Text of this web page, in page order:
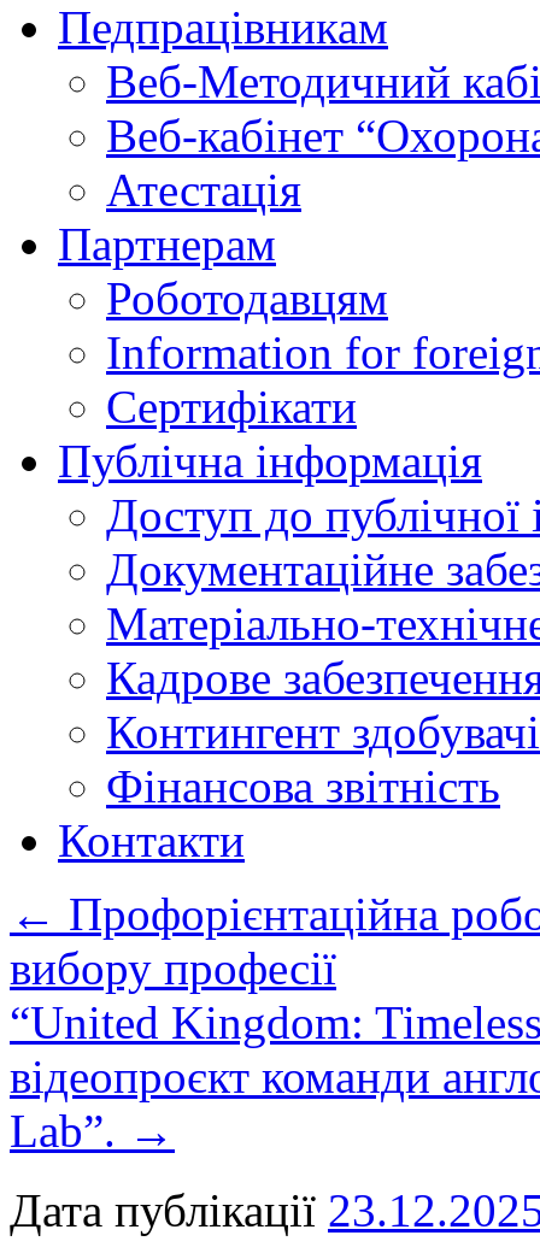
Педпрацівникам
Веб-Методичний
Веб-кабінет
Атестація
Партнерам
Роботодавцям
Information for
Сертифікати
Публічна інформація
Доступ до публічної
Документаційне
Матеріально-
Кадрове
Контингент
Фінансова звітність
Контакти
← Профорієнтаційна
вибору професії
“United Kingdom:
відеопроєкт команди
Lab”. →
Дата публікації